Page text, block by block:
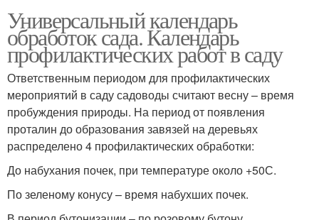
Универсальный календарь
обработок сада. Календарь
профилактических работ в саду
Ответственным периодом для профилактических
мероприятий в саду садоводы считают весну – время
пробуждения природы. На период от появления
проталин до образования завязей на деревьях
распределено 4 профилактических обработки:
До набухания почек, при температуре около +50С.
По зеленому конусу – время набухших почек.